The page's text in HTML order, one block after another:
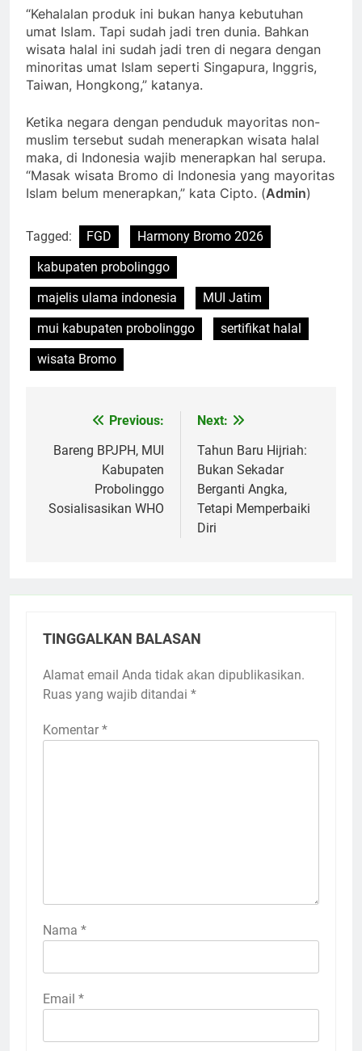
“Kehalalan produk ini bukan hanya kebutuhan
umat Islam. Tapi sudah jadi tren dunia. Bahkan
wisata halal ini sudah jadi tren di negara dengan
minoritas umat Islam seperti Singapura, Inggris,
Taiwan, Hongkong,” katanya.
Ketika negara dengan penduduk mayoritas non-
muslim tersebut sudah menerapkan wisata halal
maka, di Indonesia wajib menerapkan hal serupa.
“Masak wisata Bromo di Indonesia yang mayoritas
Islam belum menerapkan,” kata Cipto. (Admin)
Tagged: FGD
Harmony Bromo 2026
kabupaten probolinggo
majelis ulama indonesia
MUI Jatim
mui kabupaten probolinggo
sertifikat halal
wisata Bromo
Navigasi
pos
Previous:
Bareng BPJPH, MUI
Kabupaten
Probolinggo
Sosialisasikan WHO
Next:
Tahun Baru Hijriah:
Bukan Sekadar
Berganti Angka,
Tetapi Memperbaiki
Diri
TINGGALKAN BALASAN
Alamat email Anda tidak akan dipublikasikan.
Ruas yang wajib ditandai *
Komentar *
Nama *
Email *